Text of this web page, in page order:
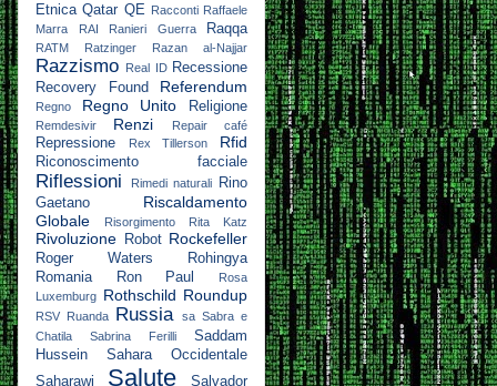
Etnica Qatar QE Racconti Raffaele
Marra
RAI Ranieri Guerra Raqqa
RATM Ratzinger Razan al-Najjar
Razzismo Real ID Recessione
Recovery Found
Referendum
Regno Regno Unito Religione
Remdesivir Renzi Repair café
Repressione Rex Tillerson Rfid
Riconoscimento facciale
Riflessioni Rimedi naturali
Rino
Gaetano
Riscaldamento
Globale
Risorgimento Rita Katz
Rivoluzione Robot Rockefeller
Roger Waters
Rohingya
Romania
Ron Paul
Rosa
Luxemburg Rothschild Roundup
RSV Ruanda Russia sa Sabra e
Chatila
Sabrina Ferilli
Saddam
Hussein
Sahara Occidentale
Saharawi
Salute
Salvador